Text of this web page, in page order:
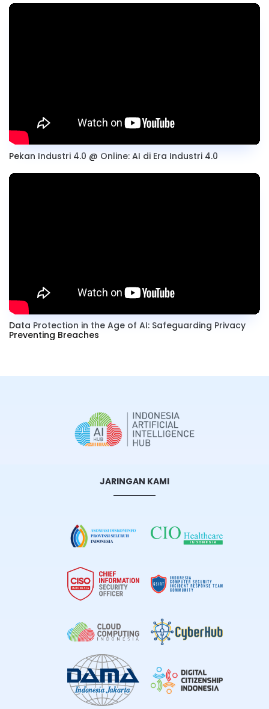
Pekan Industri 4.0 @ Online: AI di Era Industri 4.0
Data Protection in the Age of AI: Safeguarding Privacy
Preventing Breaches
JARINGAN KAMI